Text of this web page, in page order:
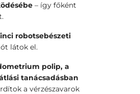
– így főként
robotsebészeti
látok el.
polip, a
tanácsadásban
a vérzészavarok